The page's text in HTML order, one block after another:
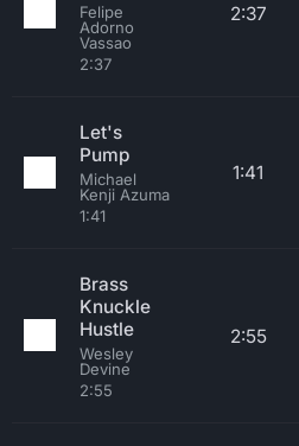
Felipe
Adorno
Vassao
2:37
2:37
Let's
Pump
Michael
Kenji Azuma
1:41
1:41
Brass
Knuckle
Hustle
Wesley
Devine
2:55
2:55